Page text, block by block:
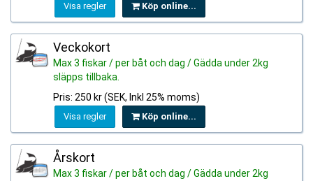
Visa regler Köp online...
Veckokort
Max 3 fiskar / per båt och dag / Gädda under 2kg
släpps tillbaka.
Pris: 250 kr (SEK, Inkl 25% moms)
Visa regler Köp online...
Årskort
Max 3 fiskar / per båt och dag / Gädda under 2kg